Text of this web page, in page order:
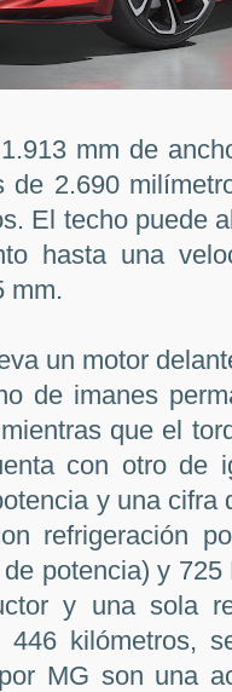
mm de
de 2.690
El techo puede
hasta una
mm.
un motor
de imanes
que el
con otro de
y una cifra
refrigeración
potencia) y
y una sola
kilómetros,
MG son una